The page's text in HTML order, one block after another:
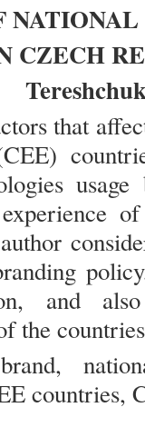
CZECH
that
and
the
countries,